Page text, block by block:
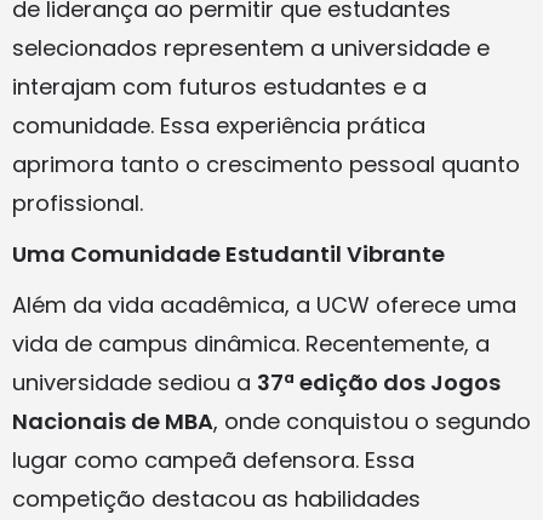
de liderança ao permitir que estudantes
selecionados representem a universidade e
interajam com futuros estudantes e a
comunidade. Essa experiência prática
aprimora tanto o crescimento pessoal quanto
profissional.
Uma Comunidade Estudantil Vibrante
Além da vida acadêmica, a UCW oferece uma
vida de campus dinâmica. Recentemente, a
universidade sediou a 37ª edição dos Jogos
Nacionais de MBA, onde conquistou o segundo
lugar como campeã defensora. Essa
competição destacou as habilidades